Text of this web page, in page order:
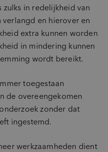
in redelijkheid van
en hierover en
extra kunnen worden
in mindering kunnen
wordt bereikt.
toegestaan
de overeengekomen
zonder dat
ingestemd.
werkzaamheden dient